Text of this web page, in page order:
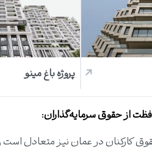
پروژه باغ مینو
از حقوق سرمایه‌گذاران:
کارکنان در عمان نیز متعادل است